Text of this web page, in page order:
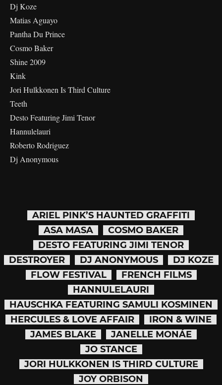
Dj Koze
Matias Aguayo
Pantha Du Prince
Cosmo Baker
Shine 2009
Kink
Jori Hulkkonen Is Third Culture
Teeth
Desto Featuring Jimi Tenor
Hannulelauri
Roberto Rodriguez
Dj Anonymous
ARIEL PINK’S HAUNTED GRAFFITI
ASA MASA
COSMO BAKER
DESTO FEATURING JIMI TENOR
DESTROYER
DJ ANONYMOUS
DJ KOZE
FLOW FESTIVAL
FRENCH FILMS
HANNULELAURI
HAUSCHKA FEATURING SAMULI KOSMINEN
HERCULES & LOVE AFFAIR
IRON & WINE
JAMES BLAKE
JANELLE MONÁE
JO STANCE
JORI HULKKONEN IS THIRD CULTURE
JOY ORBISON